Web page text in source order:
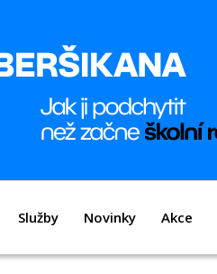
Služby Novinky Akce